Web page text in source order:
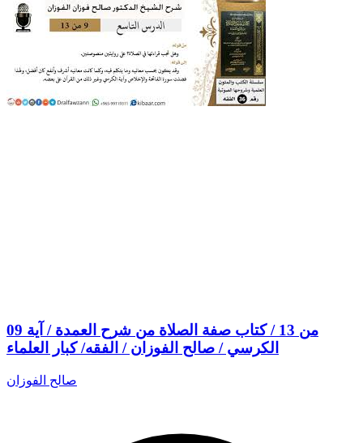
09 من 13 / كتاب صفة الصلاة من شرح العمدة / آية
الكرسي / صالح الفوزان / الفقه/ كبار العلماء
صالح الفوزان